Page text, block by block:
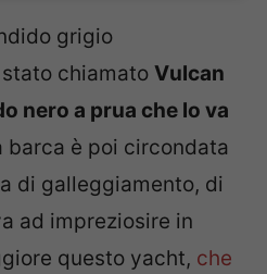
grigio
chiamato Vulcan
nero a prua che lo va
barca è poi circondata
di galleggiamento, di
ad impreziosire in
questo yacht, che